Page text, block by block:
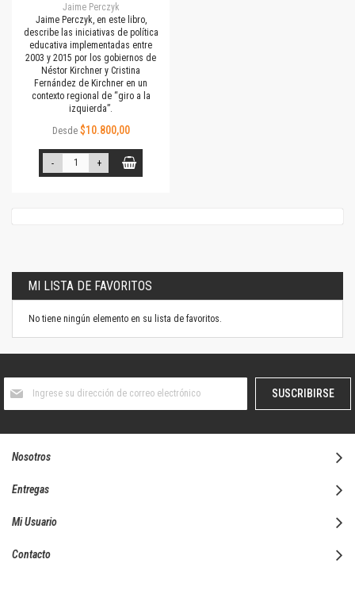
Jaime Perczyk
Jaime Perczyk, en este libro,
describe las iniciativas de política
educativa implementadas entre
2003 y 2015 por los gobiernos de
Néstor Kirchner y Cristina
Fernández de Kirchner en un
contexto regional de “giro a la
izquierda”.
Desde $10.800,00
- +
MI LISTA DE FAVORITOS
No tiene ningún elemento en su lista de favoritos.
boletín
SUSCRIBIRSE
Nosotros
Entregas
Mi Usuario
Contacto